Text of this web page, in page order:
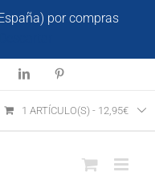
por compras
LinkedIn
1 ARTÍCULO(S) - 12,95€